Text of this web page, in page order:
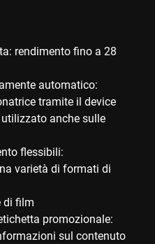
rendimento fino a 28
automatico:
tramite il device
anche sulle
flessibili:
varietà di formati di
di film
promozionale:
sul contenuto